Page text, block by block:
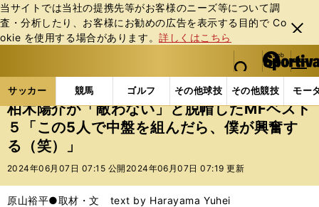
当サイトでは当社の提携先等がお客様のニーズ等について調
査・分析したり、お客様にお勧めの広告を表⽰する⽬的で Co
okie を使⽤する場合があります。詳しくはこちら
閉じ
る
web Sportiva (webスポルティーバ)
検索
マイペ
ー
ジ
メニュ
サッカー 競馬 ゴルフ その他球技 その他競技 モー
ス
ポ
ル
テ
ー
バ
サッカーの記事一覧 Jリーグ他 Jリーグ 柏木陽
柏木陽介が「敵わない」と脱帽したMFベスト
５「この5人で中盤を組んだら、僕が興奮す
る（笑）」
2024年06月07日 07:15 公開 2024年06月07日 07:19 更新
原山裕平●取材・文 text by Harayama Yuhei